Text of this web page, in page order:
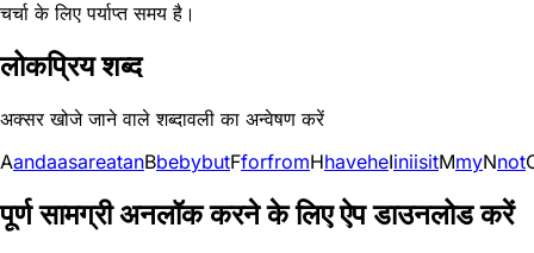
चर्चा के लिए पर्याप्त समय है।
लोकप्रिय शब्द
अक्सर खोजे जाने वाले शब्दावली का अन्वेषण करें
AandaasareatanBbebybutFforfromHhaveheIiniisitMmyNnot
पूर्ण सामग्री अनलॉक करने के लिए ऐप डाउनलोड करें